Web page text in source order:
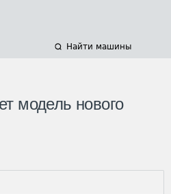
Найти машины
модель нового